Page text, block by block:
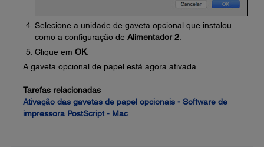
Selecione a unidade de gaveta opcional que instalou
como a configuração de Alimentador 2
Clique em OK.
A gaveta opcional de papel está agora ativada.
Tarefas relacionadas
Ativação das gavetas de papel opcionais - Software de
impressora PostScript - Mac